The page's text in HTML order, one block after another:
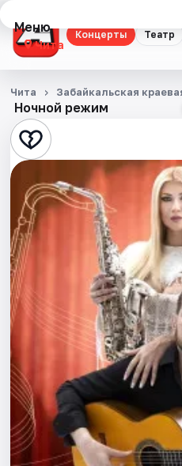
Концерты Театр
Меню
Чита
Концерты
Театр
Стендап
События
Города
Площадки
Артисты
Рейтинги
Ночной режим
Чита Забайкальская